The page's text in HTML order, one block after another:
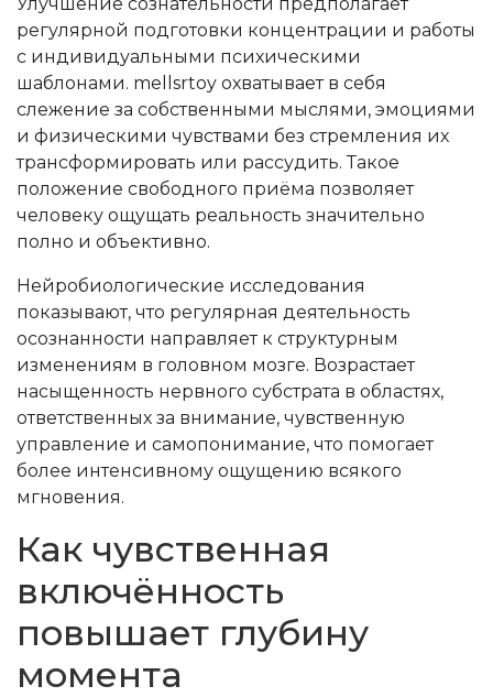
регулярной подготовки концентрации и работы
с индивидуальными психическими
шаблонами. mellsrtoy охватывает в себя
слежение за собственными мыслями, эмоциями
и физическими чувствами без стремления их
трансформировать или рассудить. Такое
положение свободного приёма позволяет
человеку ощущать реальность значительно
полно и объективно.
Нейробиологические исследования
показывают, что регулярная деятельность
осознанности направляет к структурным
изменениям в головном мозге. Возрастает
насыщенность нервного субстрата в областях,
ответственных за внимание, чувственную
управление и самопонимание, что помогает
более интенсивному ощущению всякого
мгновения.
Как чувственная
включённость
повышает глубину
момента